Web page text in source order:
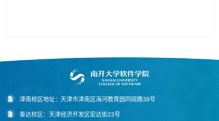
津南校区地址：天津市津南区海河教育园同砚路38号
泰达校区：天津经济开发区宏达街23号